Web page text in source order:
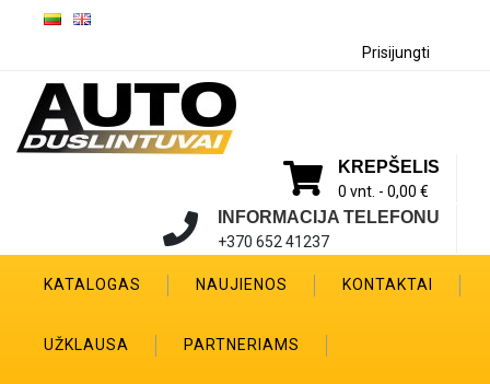
Prisijungti
KREPŠELIS
0 vnt. - 0,00 €
INFORMACIJA TELEFONU
+370 652 41237
KATALOGAS NAUJIENOS KONTAKTAI
UŽKLAUSA PARTNERIAMS